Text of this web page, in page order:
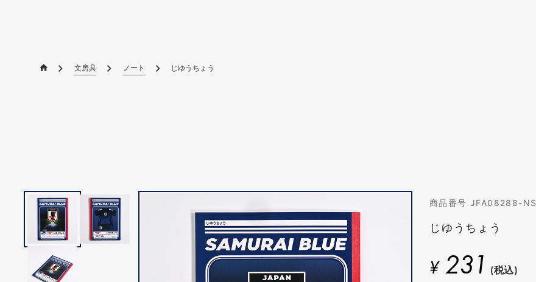
文房具 ノート じゆうちょう
商品番号 JFA08288-NS
じゆうちょう
¥ 231 (税込)